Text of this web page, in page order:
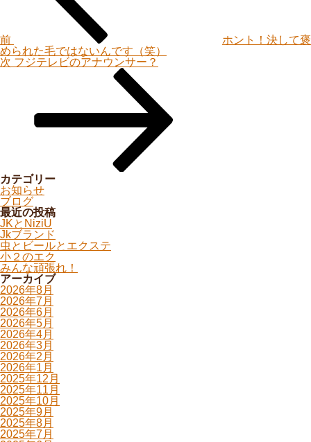
ン
前
ホント！決して褒
められた毛ではないんです（笑）
次
次 フジテレビのアナウンサー？
カテゴリー
お知らせ
ブログ
最近の投稿
JKとNiziU
Jkブランド
虫とビールとエクステ
小２のエク
みんな頑張れ！
アーカイブ
2026年8月
2026年7月
2026年6月
2026年5月
2026年4月
2026年3月
2026年2月
2026年1月
2025年12月
2025年11月
2025年10月
2025年9月
2025年8月
2025年7月